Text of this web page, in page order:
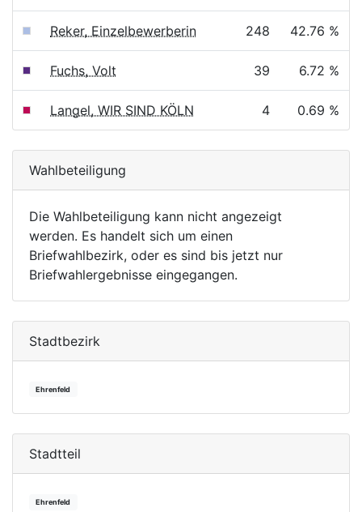
Reker, Einzelbewerberin 248 42.76 %
Fuchs, Volt 39 6.72 %
Langel, WIR SIND KÖLN 4 0.69 %
Wahlbeteiligung
Die Wahlbeteiligung kann nicht angezeigt
werden. Es handelt sich um einen
Briefwahlbezirk, oder es sind bis jetzt nur
Briefwahlergebnisse eingegangen.
Stadtbezirk
Ehrenfeld
Stadtteil
Ehrenfeld